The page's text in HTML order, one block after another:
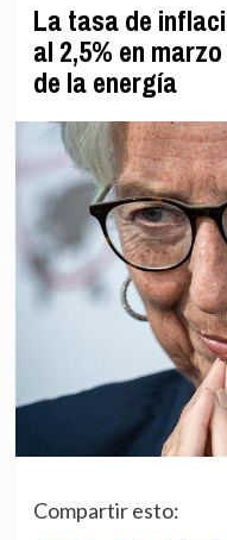
La tasa de
al 2,5% en
de la energía
Compartir esto: